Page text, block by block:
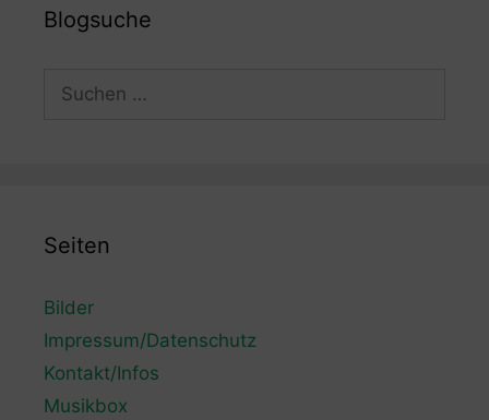
Blogsuche
Seiten
Bilder
Impressum/Datenschutz
Kontakt/Infos
Musikbox